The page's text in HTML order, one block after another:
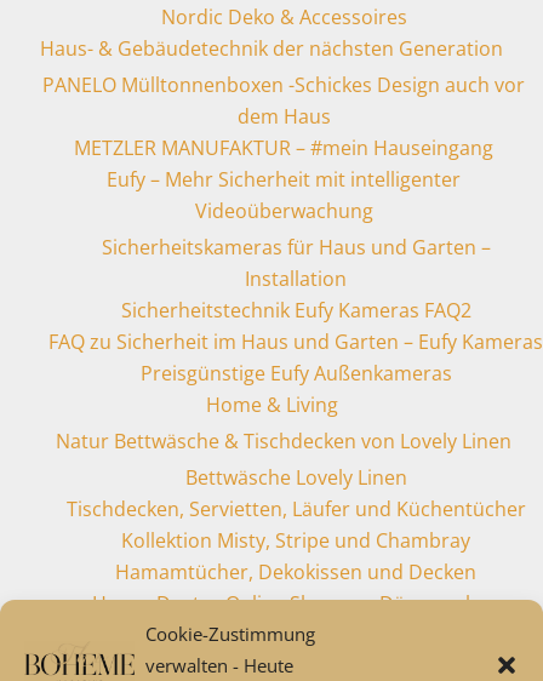
Cookie-Zustimmung
verwalten - Heute
Nordic Deko & Accessoires
Haus- & Gebäudetechnik der nächsten Generation
PANELO Mülltonnenboxen -Schickes Design auch vor
dem Haus
METZLER MANUFAKTUR – #mein Hauseingang
Eufy – Mehr Sicherheit mit intelligenter
Videoüberwachung
Sicherheitskameras für Haus und Garten –
Installation
Sicherheitstechnik Eufy Kameras FAQ2
FAQ zu Sicherheit im Haus und Garten – Eufy Kameras
Preisgünstige Eufy Außenkameras
Home & Living
Natur Bettwäsche & Tischdecken von Lovely Linen
Bettwäsche Lovely Linen
Tischdecken, Servietten, Läufer und Küchentücher
Kollektion Misty, Stripe und Chambray
Hamamtücher, Dekokissen und Decken
House Doctor Online Shop aus Dänemark
Shabby Style im Ib Laursen Online Shop
Küche & Koch